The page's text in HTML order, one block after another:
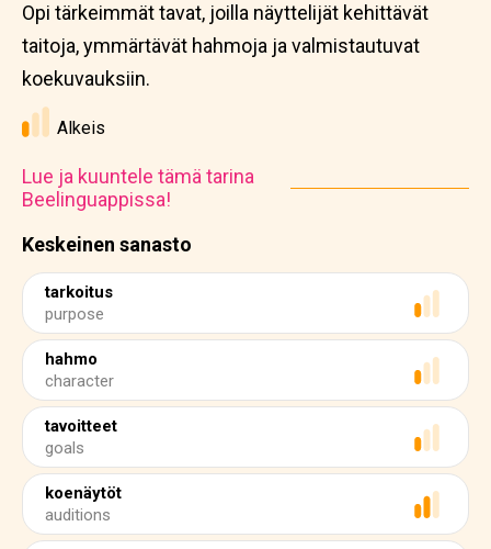
Keskeinen sanasto
tarkoitus
purpose
hahmo
character
tavoitteet
goals
koenäytöt
auditions
Opi tärkeimmät tavat, joilla näyttelijät kehittävät
taitoja, ymmärtävät hahmoja ja valmistautuvat
koekuvauksiin.
Alkeis
Lue ja kuuntele tämä tarina
Beelinguappissa!